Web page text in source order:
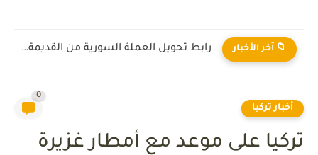
📁 آخر الأخبار رابط تحويل العملة السورية من القديمة إلى الجديدة 2026
أخبار تركيا
0
تركيا على موعد مع أمطار غزيرة